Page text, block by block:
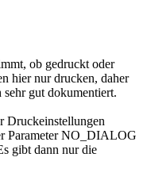
ob gedruckt oder
hier nur drucken, daher
gut dokumentiert.
Druckeinstellungen
Parameter NO_DIALOG
gibt dann nur die